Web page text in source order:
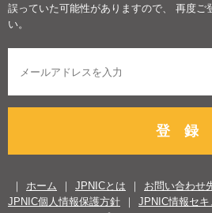
誤っていた可能性がありますので、 再度ご
い。
登 録
ホーム JPNICとは お問い合わせ
JPNIC個人情報保護方針
JPNIC情報セ